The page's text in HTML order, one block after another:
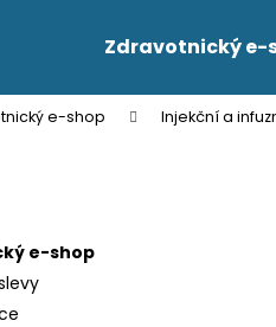
Zdravotnický e-
e-shop Injekční a
e-shop